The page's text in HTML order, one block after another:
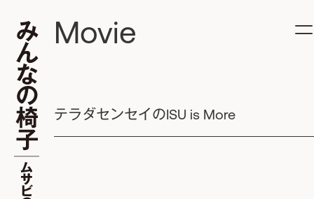
Movie
テラダセンセイのISU is More